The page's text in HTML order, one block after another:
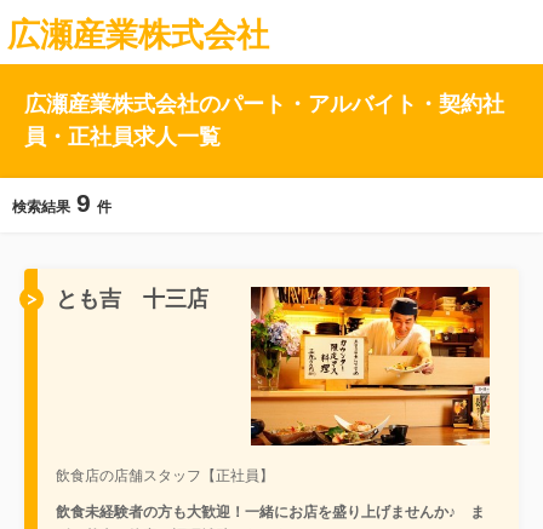
広瀬産業株式会社
広瀬産業株式会社のパート・アルバイト・契約社
員・正社員求人一覧
検索結果 9 件
とも吉 十三店
飲食店の店舗スタッフ【正社員】
飲食未経験者の方も大歓迎！一緒にお店を盛り上げませんか♪ ま